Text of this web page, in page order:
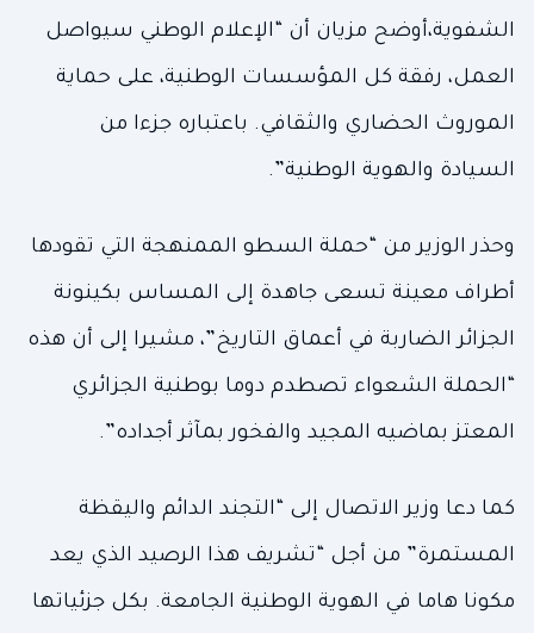
الشفوية،أوضح مزيان أن “الإعلام الوطني سيواصل
العمل، رفقة كل المؤسسات الوطنية، على حماية
الموروث الحضاري والثقافي. باعتباره جزءا من
السيادة والهوية الوطنية”.
وحذر الوزير من “حملة السطو الممنهجة التي تقودها
أطراف معينة تسعى جاهدة إلى المساس بكينونة
الجزائر الضاربة في أعماق التاريخ”، مشيرا إلى أن هذه
“الحملة الشعواء تصطدم دوما بوطنية الجزائري
المعتز بماضيه المجيد والفخور بمآثر أجداده”.
كما دعا وزير الاتصال إلى “التجند الدائم واليقظة
المستمرة” من أجل “تشريف هذا الرصيد الذي يعد
مكونا هاما في الهوية الوطنية الجامعة. بكل جزئياتها